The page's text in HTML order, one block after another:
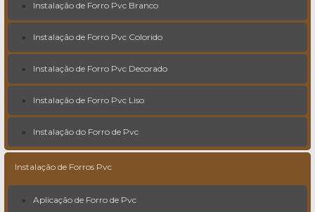
Instalação de Forro Pvc Branco
Instalação de Forro Pvc Colorido
Instalação de Forro Pvc Decorado
Instalação de Forro Pvc Liso
Instalação do Forro de Pvc
Instalação de Forros Pvc
Aplicação de Forro de Pvc